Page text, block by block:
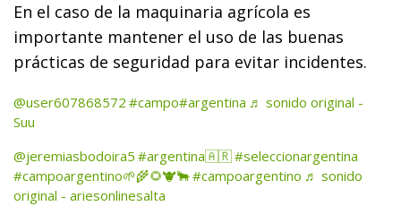
En el caso de la maquinaria agrícola es
importante mantener el uso de las buenas
prácticas de seguridad para evitar incidentes.
@user607868572 #campo#argentina ♬ sonido original -
Suu
@jeremiasbodoira5 #argentina🇦🇷#seleccionargentina
#campoargentino🌱🌾🌻🐮🐂#campoargentino ♬ sonido
original - ariesonlinesalta